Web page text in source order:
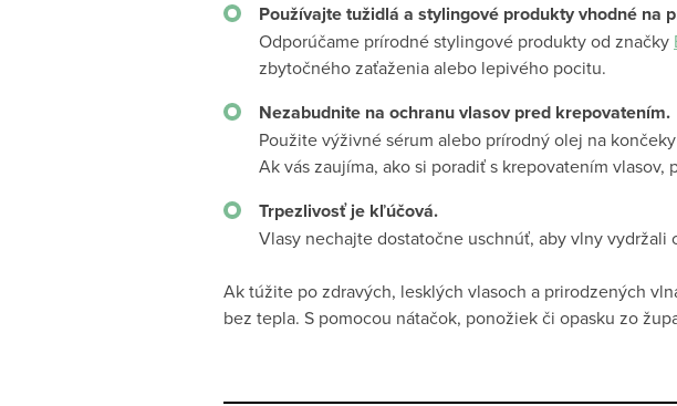
Používajte tužidlá a stylingové produkty vhodné na
Odporúčame prírodné stylingové produkty od značky
zbytočného zaťaženia alebo lepivého pocitu.
Nezabudnite na ochranu vlasov pred krepovatením.
Použite výživné sérum alebo prírodný olej na
Ak vás zaujíma, ako si poradiť s krepovatením vlasov,
Trpezlivosť je kľúčová.
Vlasy nechajte dostatočne uschnúť, aby vlny vydržali
Ak túžite po zdravých, lesklých vlasoch a prirodzených
bez tepla. S pomocou nátačok, ponožiek či opasku zo